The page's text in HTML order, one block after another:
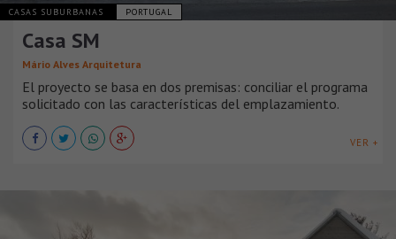
CASAS SUBURBANAS PORTUGAL
Casa SM
Mário Alves Arquitetura
El proyecto se basa en dos premisas: conciliar el programa
solicitado con las características del emplazamiento.
VER +